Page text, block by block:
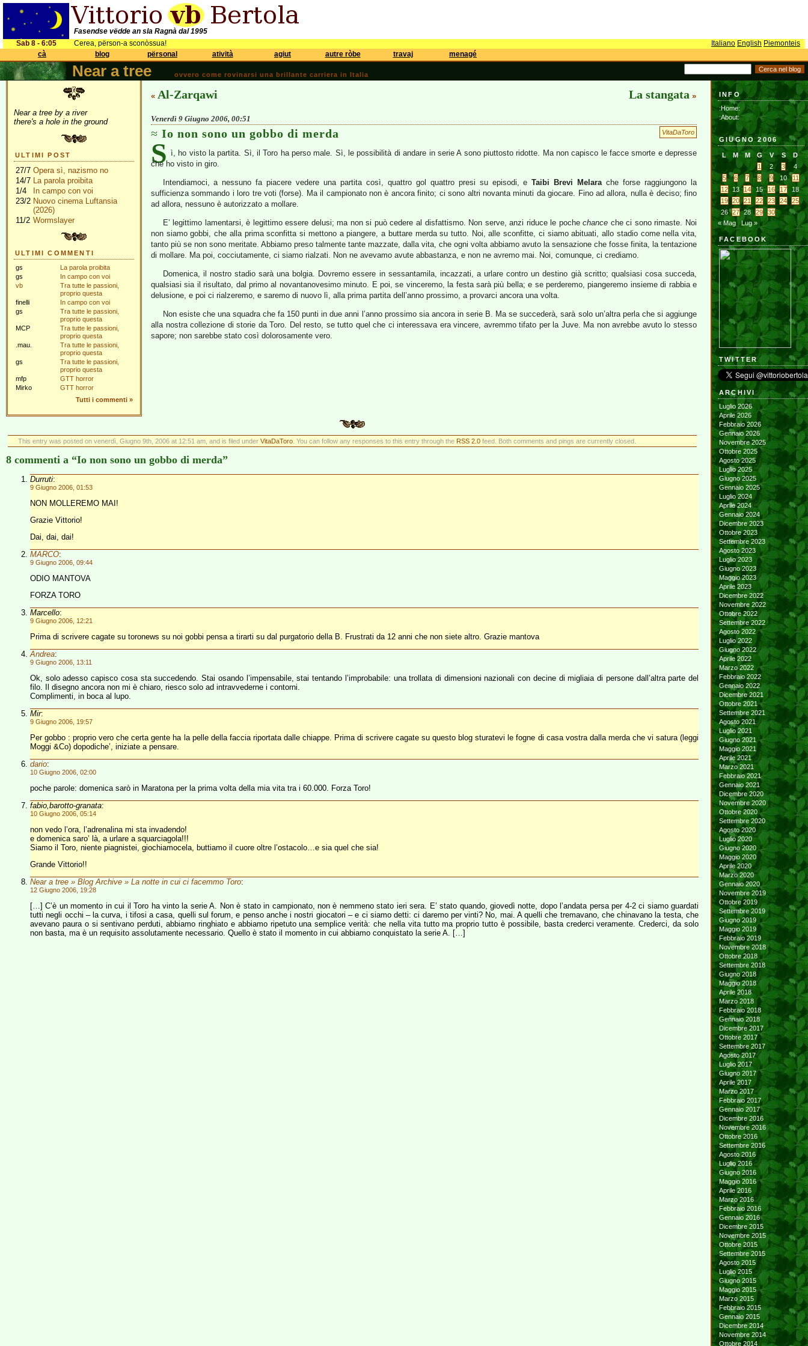
Fasendse vëdde an sla Ragnà dal 1995
Sab 8 - 6:05
Cerea, përson-a sconòssua! Italiano English Piemonteis
cà
blog përsonal atività agiut autre ròbe travaj menagé
Near a tree ovvero come rovinarsi una brillante carriera in Italia
Near a tree by a river
there's a hole in the ground
ULTIMI POST
27/7 Opera sì, nazismo no
14/7 La parola proibita
1/4
In campo con voi
23/2 Nuovo cinema Luftansia
(2026)
11/2 Wormslayer
ULTIMI COMMENTI
gs
La parola proibita
gs
In campo con voi
vb
Tra tutte le passioni,
proprio questa
finelli
In campo con voi
gs
Tra tutte le passioni,
proprio questa
MCP
Tra tutte le passioni,
proprio questa
.mau.
Tra tutte le passioni,
proprio questa
gs
Tra tutte le passioni,
proprio questa
mfp
GTT horror
Mirko
GTT horror
Tutti i commenti »
« Al-Zarqawi La stangata »
Venerdì 9 Giugno 2006, 00:51
VitaDaToro
Io non sono un gobbo di merda
S ì, ho visto la partita. Sì, il Toro ha perso male. Sì, le possibilità di andare in serie A sono piuttosto ridotte. Ma non capisco le facce smorte e depresse
che ho visto in giro.
Intendiamoci, a nessuno fa piacere vedere una partita così, quattro gol quattro presi su episodi, eTaibi Brevi Melarache forse raggiungono la
sufficienza sommando i loro tre voti (forse). Ma il campionato non è ancora finito; ci sono altri novanta minuti da giocare. Fino ad allora, nulla è deciso; fino
ad allora, nessuno è autorizzato a mollare.
E’ legittimo lamentarsi, è legittimo essere delusi; ma non si può cedere al disfattismo. Non serve, anzi riduce le pochechance che ci sono rimaste. Noi
non siamo gobbi, che alla prima sconfitta si mettono a piangere, a buttare merda su tutto. Noi, alle sconfitte, ci siamo abituati, allo stadio come nella vita,
tanto più se non sono meritate. Abbiamo preso talmente tante mazzate, dalla vita, che ogni volta abbiamo avuto la sensazione che fosse finita, la tentazione
di mollare. Ma poi, cocciutamente, ci siamo rialzati. Non ne avevamo avute abbastanza, e non ne avremo mai. Noi, comunque, ci crediamo.
Domenica, il nostro stadio sarà una bolgia. Dovremo essere in sessantamila, incazzati, a urlare contro un destino già scritto; qualsiasi cosa succeda,
qualsiasi sia il risultato, dal primo al novantanovesimo minuto. E poi, se vinceremo, la festa sarà più bella; e se perderemo, piangeremo insieme di rabbia e
delusione, e poi ci rialzeremo, e saremo di nuovo lì, alla prima partita dell’anno prossimo, a provarci ancora una volta.
Non esiste che una squadra che fa 150 punti in due anni l’anno prossimo sia ancora in serie B. Ma se succederà, sarà solo un’altra perla che si aggiunge
alla nostra collezione di storie da Toro. Del resto, se tutto quel che ci interessava era vincere, avremmo tifato per la Juve. Ma non avrebbe avuto lo stesso
sapore; non sarebbe stato così dolorosamente vero.
This entry was posted on venerdì, Giugno 9th, 2006 at 12:51 am, and is filed under VitaDaToro. You can follow any responses to this entry through the RSS 2.0feed. Both comments and pings are currently closed.
8 commenti a “Io non sono un gobbo di merda”
Durruti:
9 Giugno 2006, 01:53
NON MOLLEREMO MAI!
Grazie Vittorio!
Dai, dai, dai!
MARCO:
9 Giugno 2006, 09:44
ODIO MANTOVA
FORZA TORO
Marcello:
9 Giugno 2006, 12:21
Prima di scrivere cagate su toronews su noi gobbi pensa a tirarti su dal purgatorio della B. Frustrati da 12 anni che non siete altro. Grazie mantova
Andrea:
9 Giugno 2006, 13:11
Ok, solo adesso capisco cosa sta succedendo. Stai osando l’impensabile, stai tentando l’improbabile: una trollata di dimensioni nazionali con decine di migliaia di persone dall’altra parte del
filo. Il disegno ancora non mi è chiaro, riesco solo ad intravvederne i contorni.
Complimenti, in boca al lupo.
Mir:
9 Giugno 2006, 19:57
Per gobbo : proprio vero che certa gente ha la pelle della faccia riportata dalle chiappe. Prima di scrivere cagate su questo blog sturatevi le fogne di casa vostra dalla merda che vi satura (leggi
Moggi &Co) dopodiche’, iniziate a pensare.
dario:
10 Giugno 2006, 02:00
poche parole: domenica sarò in Maratona per la prima volta della mia vita tra i 60.000. Forza Toro!
fabio,barotto-granata:
10 Giugno 2006, 05:14
non vedo l’ora, l’adrenalina mi sta invadendo!
e domenica saro’ là, a urlare a squarciagola!!!
Siamo il Toro, niente piagnistei, giochiamocela, buttiamo il cuore oltre l’ostacolo…e sia quel che sia!
Grande Vittorio!!
Near a tree » Blog Archive » La notte in cui ci facemmo Toro:
12 Giugno 2006, 19:28
[…] C’è un momento in cui il Toro ha vinto la serie A. Non è stato in campionato, non è nemmeno stato ieri sera. E’ stato quando, giovedì notte, dopo l’andata persa per 4-2 ci siamo guardati
tutti negli occhi – la curva, i tifosi a casa, quelli sul forum, e penso anche i nostri giocatori – e ci siamo detti: ci daremo per vinti? No, mai. A quelli che tremavano, che chinavano la testa, che
avevano paura o si sentivano perduti, abbiamo ringhiato e abbiamo ripetuto una semplice verità: che nella vita tutto ma proprio tutto è possibile, basta crederci veramente. Crederci, da solo
non basta, ma è un requisito assolutamente necessario. Quello è stato il momento in cui abbiamo conquistato la serie A. […]
INFO
:Home:
:About:
GIUGNO 2006
L M M G V S
D
1
2 3
4
5
6 7 8 9 10
11
12
13 14 15 16 17
18
19
20 21 22 23 24
25
26
27 28 29
30
« Mag
Lug »
FACEBOOK
TWITTER
ARCHIVI
Luglio 2026
Aprile 2026
Febbraio 2026
Gennaio 2026
Novembre 2025
Ottobre 2025
Agosto 2025
Luglio 2025
Giugno 2025
Gennaio 2025
Luglio 2024
Aprile 2024
Gennaio 2024
Dicembre 2023
Ottobre 2023
Settembre 2023
Agosto 2023
Luglio 2023
Giugno 2023
Maggio 2023
Aprile 2023
Dicembre 2022
Novembre 2022
Ottobre 2022
Settembre 2022
Agosto 2022
Luglio 2022
Giugno 2022
Aprile 2022
Marzo 2022
Febbraio 2022
Gennaio 2022
Dicembre 2021
Ottobre 2021
Settembre 2021
Agosto 2021
Luglio 2021
Giugno 2021
Maggio 2021
Aprile 2021
Marzo 2021
Febbraio 2021
Gennaio 2021
Dicembre 2020
Novembre 2020
Ottobre 2020
Settembre 2020
Agosto 2020
Luglio 2020
Giugno 2020
Maggio 2020
Aprile 2020
Marzo 2020
Gennaio 2020
Novembre 2019
Ottobre 2019
Settembre 2019
Giugno 2019
Maggio 2019
Febbraio 2019
Novembre 2018
Ottobre 2018
Settembre 2018
Giugno 2018
Maggio 2018
Aprile 2018
Marzo 2018
Febbraio 2018
Gennaio 2018
Dicembre 2017
Ottobre 2017
Settembre 2017
Agosto 2017
Luglio 2017
Giugno 2017
Aprile 2017
Marzo 2017
Febbraio 2017
Gennaio 2017
Dicembre 2016
Novembre 2016
Ottobre 2016
Settembre 2016
Agosto 2016
Luglio 2016
Giugno 2016
Maggio 2016
Aprile 2016
Marzo 2016
Febbraio 2016
Gennaio 2016
Dicembre 2015
Novembre 2015
Ottobre 2015
Settembre 2015
Agosto 2015
Luglio 2015
Giugno 2015
Maggio 2015
Marzo 2015
Febbraio 2015
Gennaio 2015
Dicembre 2014
Novembre 2014
Ottobre 2014